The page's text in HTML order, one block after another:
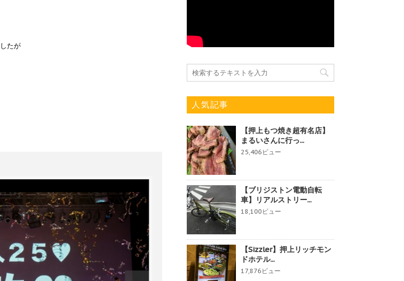
たが
人気記事
【押上もつ焼き超有名店】
まるいさんに行っ...
25,406ビュー
【ブリジストン電動自転
車】リアルストリー...
18,100ビュー
【Sizzler】押上リッチモン
ドホテル...
17,876ビュー